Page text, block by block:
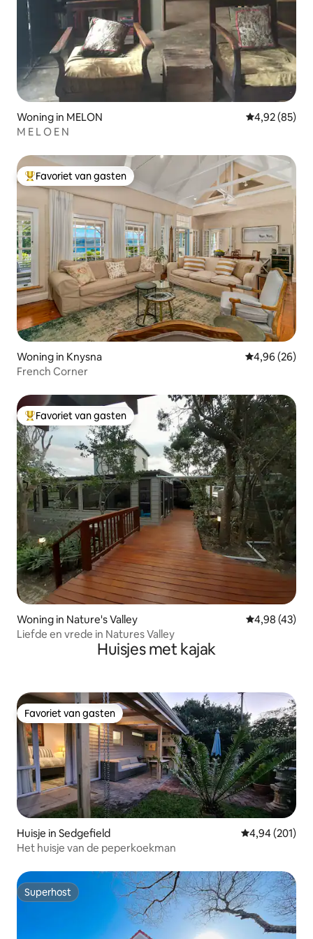
Woning in MELON Gemiddelde
4,92 (85)
M E L O E N
Topfavoriet van gasten
Favoriet van gasten
Woning in Knysna Gemiddelde
4,96 (26)
French Corner
Topfavoriet van gasten
Favoriet van gasten
Woning in Nature's Valley Gemiddelde
4,98 (43)
Liefde en vrede in Natures Valley
Huisjes met kajak
Favoriet van gasten
Favoriet van gasten
Huisje in Sedgefield Gemiddelde
4,94 (201)
Het huisje van de peperkoekman
Superhost
Superhost